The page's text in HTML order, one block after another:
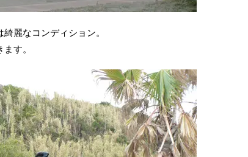
麗なコンディション。
す。